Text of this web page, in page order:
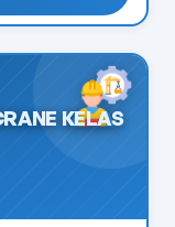
KELAS